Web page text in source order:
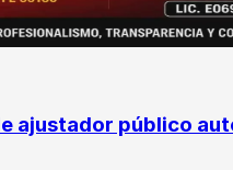
ajustador público